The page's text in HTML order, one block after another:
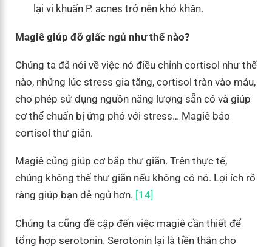
lại vi khuẩn P. acnes trở nên khó khăn.
Magiê giúp đỡ giấc ngủ như thế nào?
Chúng ta đã nói về việc nó điều chỉnh cortisol như thế
nào, những lúc stress gia tăng, cortisol tràn vào máu,
cho phép sử dụng nguồn năng lượng sẵn có và giúp
cơ thể chuẩn bị ứng phó với stress… Magiê bảo
cortisol thư giãn.
Magiê cũng giúp cơ bắp thư giãn. Trên thực tế,
chúng không thể thư giãn nếu không có nó. Lợi ích rõ
ràng giúp bạn dễ ngủ hơn. [14]
Chúng ta cũng đề cập đến việc magiê cần thiết để
tổng hợp serotonin. Serotonin lại là tiền thân cho